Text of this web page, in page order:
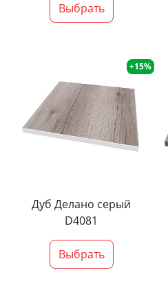
Выбрать
+15%
Дуб Делано серый
D4081
Выбрать